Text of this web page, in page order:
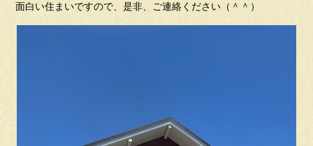
面白い住まいですので、是非、ご連絡ください（＾＾）